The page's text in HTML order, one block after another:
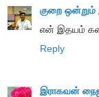
குறை
என் இதயம்
Reply
இராகவன்